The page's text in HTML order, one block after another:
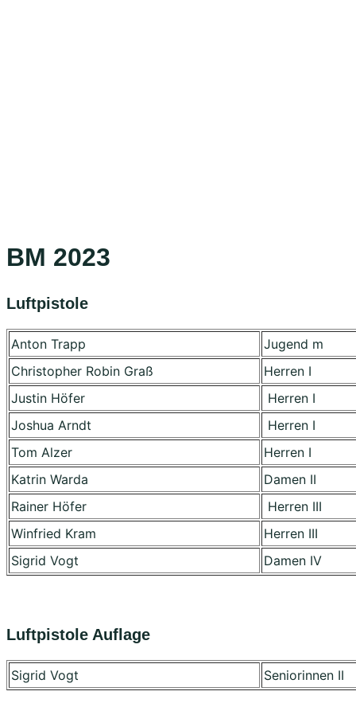
BM 2023
Luftpistole
Anton Trapp
Jugend m
Christopher Robin Graß
Herren I
Justin Höfer
Herren I
Joshua Arndt
Herren I
Tom Alzer
Herren I
Katrin Warda
Damen II
Rainer Höfer
Herren III
Winfried Kram
Herren III
Sigrid Vogt
Damen IV
Luftpistole Auflage
Sigrid Vogt Seniorinnen II